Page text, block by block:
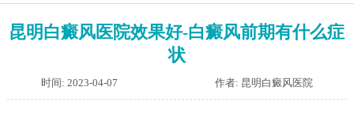
昆明白癜风医院效果好-白癜风前期有什么症
状
时间: 2023-04-07 作者: 昆明白癜风医院